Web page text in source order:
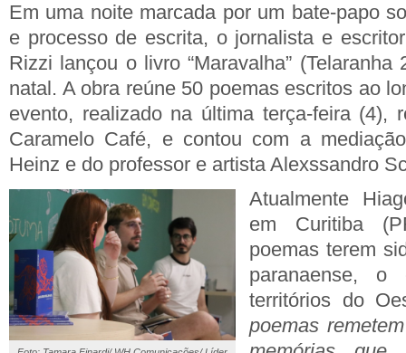
Em uma noite marcada por um bate-papo
e processo de escrita, o jornalista e
Rizzi lançou o livro “Maravalha”
natal. A obra reúne 50 poemas escritos ao
evento, realizado na última terça-feira (4),
Caramelo Café, e contou com a
Heinz e do professor e artista Alexssandro
Atualmente
em Curitiba
poemas terem
paranaense, o
territórios do
poemas